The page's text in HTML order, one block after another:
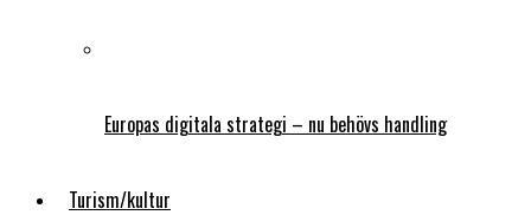
Europas digitala strategi – nu behövs handling
Turism/kultur